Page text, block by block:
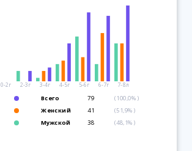
0-2г 2-3г 3-4г 4-5г 5-6г 6-7г 7-8л
Всего 79
(100,0%)
Женский
41
(51,9%)
Мужской
38 (48,1%)